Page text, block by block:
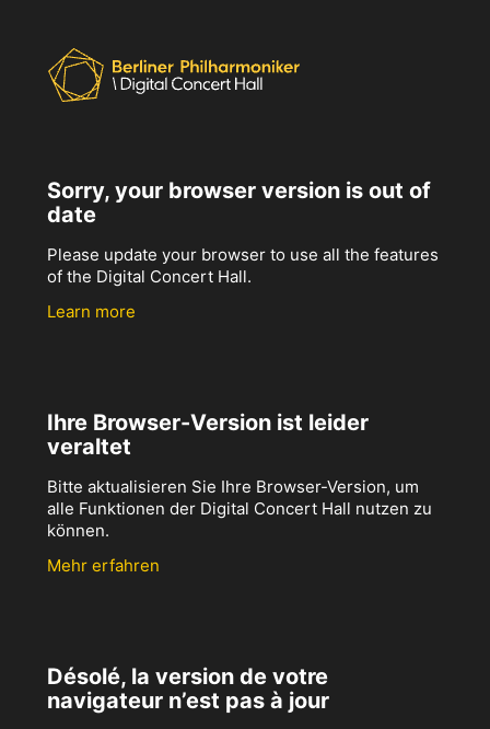
Sorry, your browser version is out of
date
Please update your browser to use all the features
of the Digital Concert Hall.
Learn more
Ihre Browser-Version ist leider
veraltet
Bitte aktualisieren Sie Ihre Browser-Version, um
alle Funktionen der Digital Concert Hall nutzen zu
können.
Mehr erfahren
Désolé, la version de votre
navigateur n’est pas à jour